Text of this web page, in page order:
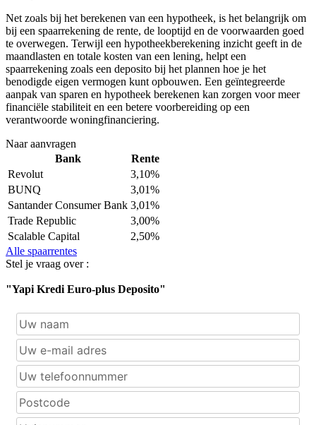
Net zoals bij het berekenen van een hypotheek, is het belangrijk om
bij een spaarrekening de rente, de looptijd en de voorwaarden goed
te overwegen. Terwijl een hypotheekberekening inzicht geeft in de
maandlasten en totale kosten van een lening, helpt een
spaarrekening zoals een deposito bij het plannen hoe je het
benodigde eigen vermogen kunt opbouwen. Een geïntegreerde
aanpak van sparen en hypotheek berekenen kan zorgen voor meer
financiële stabiliteit en een betere voorbereiding op een
verantwoorde woningfinanciering.
Naar aanvragen
Bank
Rente
Revolut
3,10%
BUNQ
3,01%
Santander Consumer Bank 3,01%
Trade Republic
3,00%
Scalable Capital
2,50%
Alle spaarrentes
Stel je vraag over :
"Yapi Kredi Euro-plus Deposito"